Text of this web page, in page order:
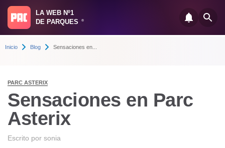
LA WEB Nº1
DE PARQUES
®
Inicio Blog Sensaciones en...
PARC ASTERIX
Sensaciones en Parc
Asterix
Escrito por sonia